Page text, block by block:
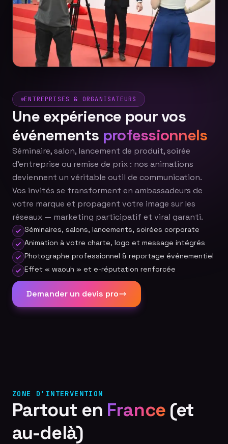
ENTREPRISES & ORGANISATEURS
Une expérience pour vos
événements professionnels
Séminaire, salon, lancement de produit, soirée
d'entreprise ou remise de prix : nos animations
deviennent un véritable outil de communication.
Vos invités se transforment en ambassadeurs de
votre marque et propagent votre image sur les
réseaux — marketing participatif et viral garanti.
Séminaires, salons, lancements, soirées corporate
Animation à votre charte, logo et message intégrés
Photographe professionnel & reportage événementiel
Effet « waouh » et e-réputation renforcée
Demander un devis pro
ZONE D'INTERVENTION
Partout en France(et
au-delà)